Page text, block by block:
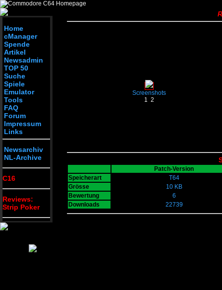
Home
cManager
Spende
Artikel
Newsadmin
TOP 50
Suche
Spiele
Emulator
Tools
FAQ
Forum
Impressum
Links
Newsarchiv
NL-Archive
C16
Reviews:
Strip Poker
Screenshots
1 2
Patch-Version
Speicherart
T64
Grösse
10 KB
Bewertung
6
Downloads
22739